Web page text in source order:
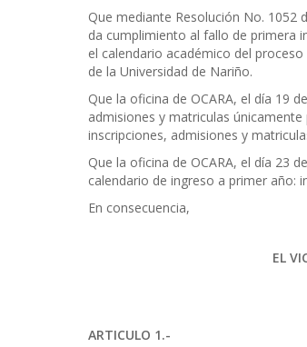
Que mediante Resolución No. 1052
da cumplimiento al fallo de primera
el calendario académico del
de la Universidad de Nariño.
Que la oficina de OCARA, el día 19
admisiones y matriculas
inscripciones, admisiones y
Que la oficina de OCARA, el día 23
calendario de ingreso a primer año:
En consecuencia,
EL
ARTICULO 1.-